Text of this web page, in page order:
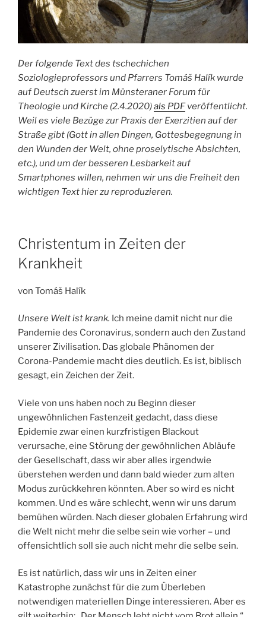
Der folgende Text des tschechichen
Soziologieprofessors und Pfarrers Tomáš Halík wurde
auf Deutsch zuerst im Münsteraner Forum für
Theologie und Kirche (2.4.2020)als PDFveröffentlicht.
Weil es viele Bezüge zur Praxis der Exerzitien auf der
Straße gibt (Gott in allen Dingen, Gottesbegegnung in
den Wunden der Welt, ohne proselytische Absichten,
etc.), und um der besseren Lesbarkeit auf
Smartphones willen, nehmen wir uns die Freiheit den
wichtigen Text hier zu reproduzieren.
Christentum in Zeiten der
Krankheit
von Tomáš Halík
Unsere Welt ist krank. Ich meine damit nicht nur die
Pandemie des Coronavirus, sondern auch den Zustand
unserer Zivilisation. Das globale Phänomen der
Corona-Pandemie macht dies deutlich. Es ist, biblisch
gesagt, ein Zeichen der Zeit.
Viele von uns haben noch zu Beginn dieser
ungewöhnlichen Fastenzeit gedacht, dass diese
Epidemie zwar einen kurzfristigen Blackout
verursache, eine Störung der gewöhnlichen Abläufe
der Gesellschaft, dass wir aber alles irgendwie
überstehen werden und dann bald wieder zum alten
Modus zurückkehren könnten. Aber so wird es nicht
kommen. Und es wäre schlecht, wenn wir uns darum
bemühen würden. Nach dieser globalen Erfahrung wird
die Welt nicht mehr die selbe sein wie vorher – und
offensichtlich soll sie auch nicht mehr die selbe sein.
Es ist natürlich, dass wir uns in Zeiten einer
Katastrophe zunächst für die zum Überleben
notwendigen materiellen Dinge interessieren. Aber es